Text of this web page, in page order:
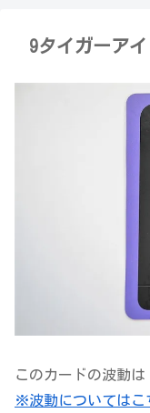
9タイガーアイ
このカードの波動は
※波動についてはこ